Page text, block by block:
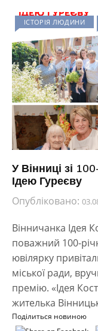
ІСТОРІЯ ЛЮДИНИ
У Вінниці зі
Ідею Гуреєву
Опубліковано:
Вінничанка Ідея
поважний 100-
ювілярку
міської ради,
премію. «Ідея
жителька
Поділиться новиною